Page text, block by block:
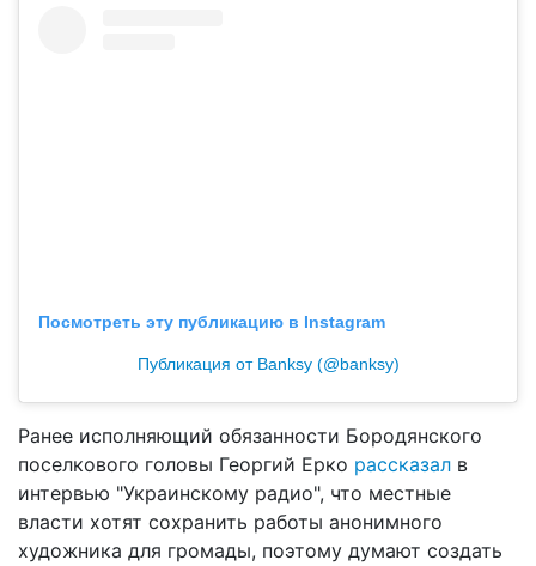
Посмотреть эту публикацию в Instagram
Публикация от Banksy (@banksy)
Ранее исполняющий обязанности Бородянского
поселкового головы Георгий Ерко рассказал в
интервью "Украинскому радио", что местные
власти хотят сохранить работы анонимного
художника для громады, поэтому думают создать